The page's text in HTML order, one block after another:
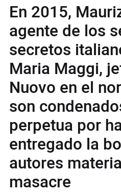
En 2015,
agente de los
secretos
Maria Maggi,
Nuovo en el
son
perpetua por
entregado la
autores
masacre